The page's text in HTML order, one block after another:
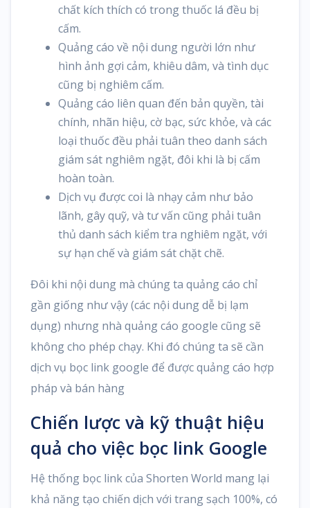
chất kích thích có trong thuốc lá đều bị
cấm.
Quảng cáo về nội dung người lớn như
hình ảnh gợi cảm, khiêu dâm, và tình dục
cũng bị nghiêm cấm.
Quảng cáo liên quan đến bản quyền, tài
chính, nhãn hiệu, cờ bạc, sức khỏe, và các
loại thuốc đều phải tuân theo danh sách
giám sát nghiêm ngặt, đôi khi là bị cấm
hoàn toàn.
Dịch vụ được coi là nhạy cảm như bảo
lãnh, gây quỹ, và tư vấn cũng phải tuân
thủ danh sách kiểm tra nghiêm ngặt, với
sự hạn chế và giám sát chặt chẽ.
Đôi khi nội dung mà chúng ta quảng cáo chỉ
gần giống như vậy (các nội dung dễ bị lạm
dụng) nhưng nhà quảng cáo google cũng sẽ
không cho phép chạy. Khi đó chúng ta sẽ cần
dịch vụ bọc link google để được quảng cáo hợp
pháp và bán hàng
Chiến lược và kỹ thuật hiệu
quả cho việc bọc link Google
Hệ thống bọc link của Shorten World mang lại
khả năng tạo chiến dịch với trang sạch 100%, có